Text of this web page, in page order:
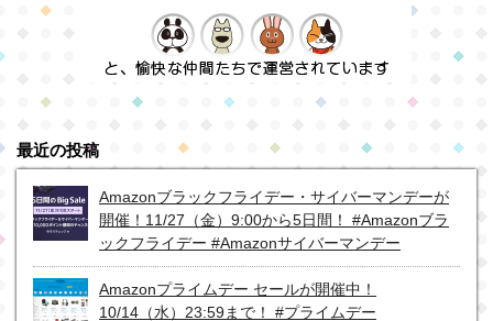
最近の投稿
Amazonブラックフライデー・サイバーマンデーが
開催！11/27（金）9:00から5日間！ #Amazonブラ
ックフライデー #Amazonサイバーマンデー
Amazonプライムデー セールが開催中！
10/14（水）23:59まで！ #プライムデー